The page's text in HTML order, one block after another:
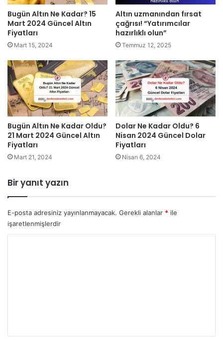
Bugün Altın Ne Kadar? 15
Mart 2024 Güncel Altın
Fiyatları
Mart 15, 2024
Altın uzmanından fırsat
çağrısı! “Yatırımcılar
hazırlıklı olun”
Temmuz 12, 2025
Bugün Altın Ne Kadar Oldu?
21 Mart 2024 Güncel Altın
Fiyatları
Mart 21, 2024
Dolar Ne Kadar Oldu? 6
Nisan 2024 Güncel Dolar
Fiyatları
Nisan 6, 2024
Bir yanıt yazın
E-posta adresiniz yayınlanmayacak. Gerekli alanlar * ile
işaretlenmişlerdir